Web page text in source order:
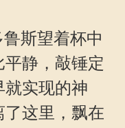
斯望着杯中
静，敲锤定
就实现的神
这里，飘在